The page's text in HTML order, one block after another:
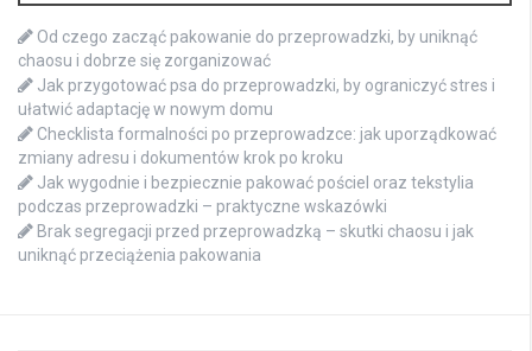
Od czego zacząć pakowanie do przeprowadzki, by uniknąć
chaosu i dobrze się zorganizować
Jak przygotować psa do przeprowadzki, by ograniczyć stres i
ułatwić adaptację w nowym domu
Checklista formalności po przeprowadzce: jak uporządkować
zmiany adresu i dokumentów krok po kroku
Jak wygodnie i bezpiecznie pakować pościel oraz tekstylia
podczas przeprowadzki – praktyczne wskazówki
Brak segregacji przed przeprowadzką – skutki chaosu i jak
uniknąć przeciążenia pakowania